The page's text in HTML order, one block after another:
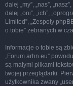
dalej „my”, „nas”,
dalej „oni”, „ich”,
Limited”, „Zespoły
o tobie” zebranych w
Informacje o tobie są
„Forum arhn.eu”
są małymi plikami
twojej przeglądarki.
użytkownika zwany